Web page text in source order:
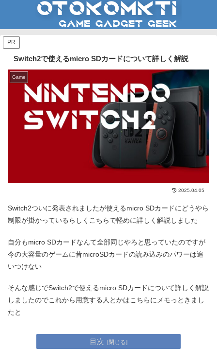
PR
Switch2で使えるmicro SDカードについて詳しく解説
Game
2025.04.05
Switch2ついに発表されましたが使えるmicro SDカードにどうやら
制限が掛かっているらしくこちらで軽めに詳しく解説しました
自分もmicro SDカードなんて全部同じやろと思っていたのですが
今の大容量のゲームに昔microSDカードの読み込みのパワーは追
いつけない
そんな感じでSwitch2で使えるmicro SDカードについて詳しく解説
しましたのでこれから用意する人とかはこちらにメモっときまし
たと
目次